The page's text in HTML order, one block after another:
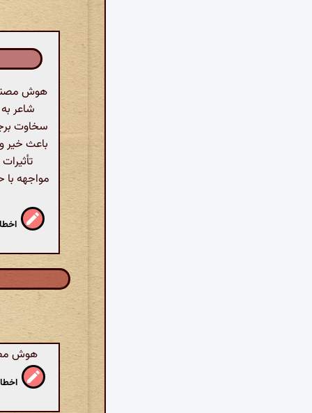
هوش
شاعر
سخاوت
باعث خیر
مواجهه با
هوش